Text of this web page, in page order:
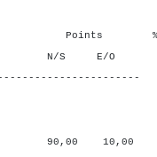
Points %
E/O N/
10,00